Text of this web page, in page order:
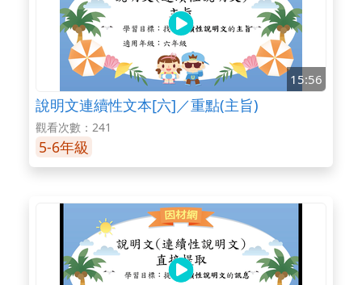
15:56
說明文連續性文本[六]／重點(主旨)
觀看次數：241
5-6年級